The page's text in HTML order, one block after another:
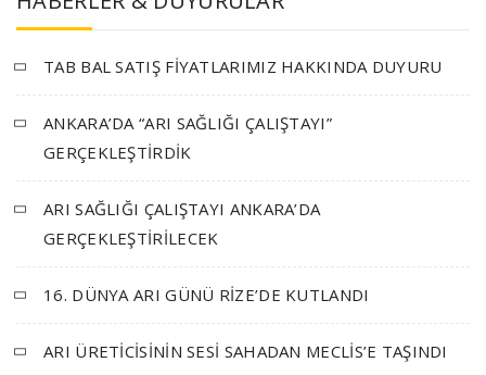
TAB BAL SATIŞ FİYATLARIMIZ HAKKINDA DUYURU
ANKARA’DA “ARI SAĞLIĞI ÇALIŞTAYI”
GERÇEKLEŞTİRDİK
ARI SAĞLIĞI ÇALIŞTAYI ANKARA’DA
GERÇEKLEŞTİRİLECEK
16. DÜNYA ARI GÜNÜ RİZE’DE KUTLANDI
ARI ÜRETİCİSİNİN SESİ SAHADAN MECLİS’E TAŞINDI